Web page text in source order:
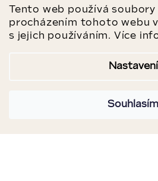
Tento web používá soubory
procházením tohoto webu
s jejich používáním. Více
Nastavení
Souhlasím